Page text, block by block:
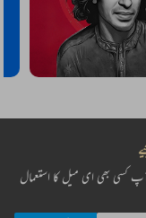
کسی بھی ای میل کا استعمال